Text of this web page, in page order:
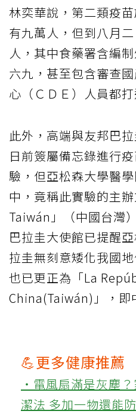
林奕華說，第二類疫
有九萬人，但到八月
人，其中食藥署含編
六九，甚至包含審查
心（ＣＤＥ）人員都打
此外，高端與友邦巴
日前簽屬備忘錄進行
驗，但亞松森大學醫
中，竟稱此實驗的主
Taiwán」（中國台灣
巴拉圭大使館已提醒
拉圭無刻意矮化我國
也已更正為「La
China(Taiwán)」，即
💪更多健康推薦
‧電風扇滿是灰塵
潔法 多加一物還能